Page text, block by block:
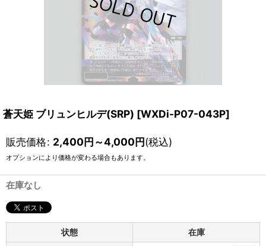
蒼天姫 ブリュンヒルデ(SRP) [WXDi-P07-043P]
販売価格: 2,400円～4,000円(税込)
オプションにより価格が変わる場合もあります。
在庫なし
状態
在庫